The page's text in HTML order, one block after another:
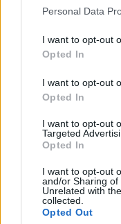
Personal Data
I want to opt-out
Opted In
I want to opt-out
Opted In
I want to opt-out
Targeted
Opted In
I want to opt-out
and/or Sharing
Unrelated with
collected.
Opted Out
Kraj